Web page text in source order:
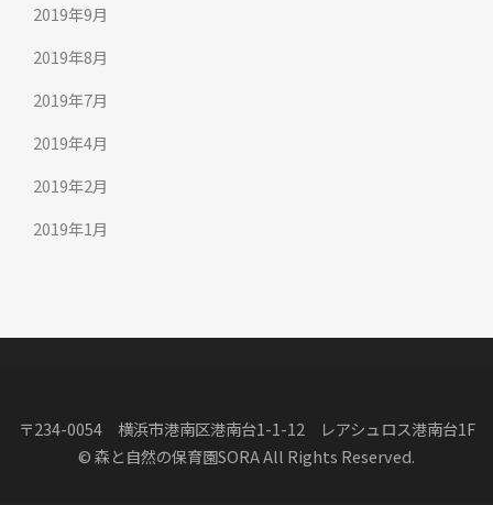
2019年9月
2019年8月
2019年7月
2019年4月
2019年2月
2019年1月
〒234-0054 横浜市港南区港南台1-1-12 レアシュロス港南台1F
© 森と自然の保育園SORA All Rights Reserved.